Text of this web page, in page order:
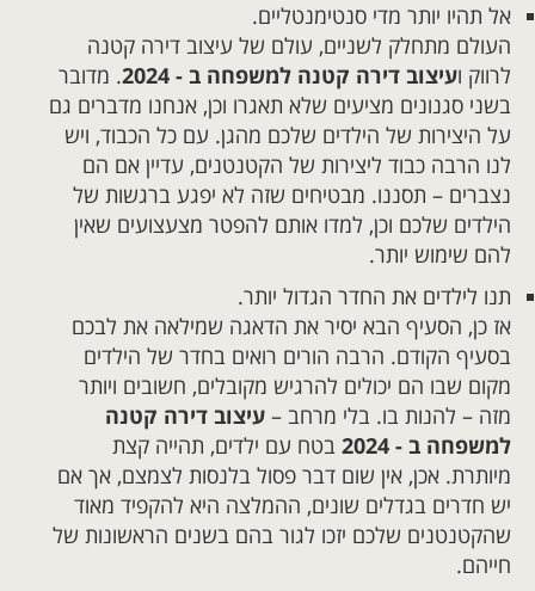
אל תהיו יותר מדי סנטימנטליים.
העולם מתחלק לשניים, עולם של עיצוב דירה קטנה
לרווק ועיצוב דירה קטנה למשפחה ב - 2024
. מדובר
בשני סגנונים מציעים שלא תאגרו וכן, אנחנו מדברים גם
על היצירות של הילדים שלכם מהגן. עם כל הכבוד, ויש
לנו הרבה כבוד ליצירות של הקטנטנים, עדיין אם הם
נצברים – תסננו. מבטיחים שזה לא יפגע ברגשות של
הילדים שלכם וכן, למדו אותם להפטר מצעצועים שאין
להם שימוש יותר.
תנו לילדים את החדר הגדול יותר.
אז כן, הסעיף הבא יסיר את הדאגה שמילאה את לבכם
בסעיף הקודם. הרבה הורים רואים בחדר של הילדים
מקום שבו הם יכולים להרגיש מקובלים, חשובים ויותר
מזה – להנות בו. בלי מרחב – עיצוב דירה קטנה
למשפחה ב - 2024
בטח עם ילדים, תהייה קצת
מיותרת. אכן, אין שום דבר פסול בלנסות לצמצם, אך אם
יש חדרים בגדלים שונים, ההמלצה היא להקפיד מאוד
שהקטנטנים שלכם יזכו לגור בהם בשנים הראשונות של
חייהם.